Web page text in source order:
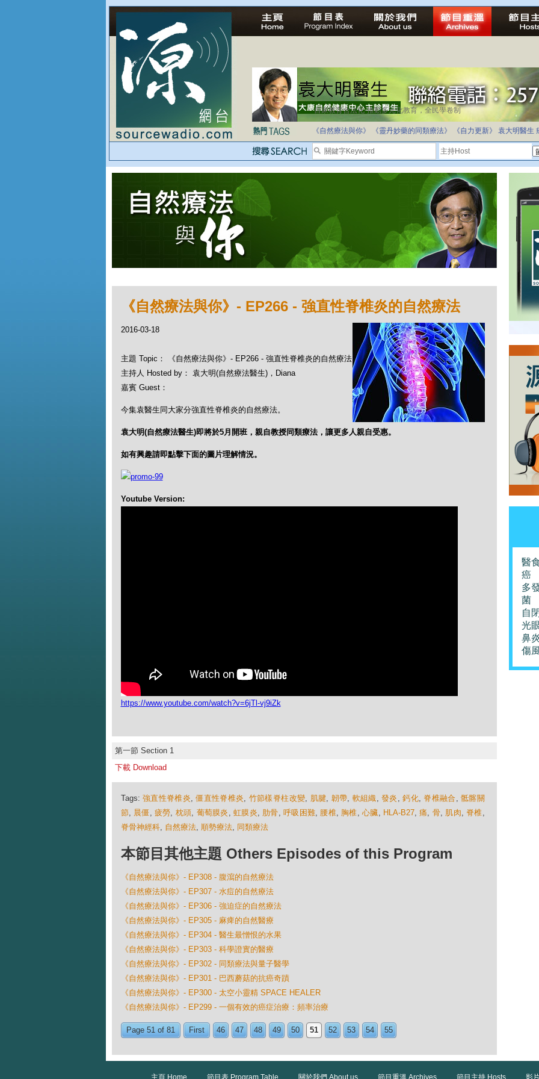
自家教育合法化-推動多元化教育，全民學卷制
《自然療法與你》 《靈丹妙藥的同類療法》 《自力更新》 袁大明醫生
《自然療法與你》- EP266 - 強直性脊椎炎的自然療法
2016-03-18
主題 Topic： 《自然療法與你》- EP266 - 強直性脊椎炎的自然療法
主持人 Hosted by： 袁大明(自然療法醫生)，Diana
嘉賓 Guest：
今集袁醫生同大家分強直性脊椎炎的自然療法。
袁大明(自然療法醫生)即將於5月開班，親自教授同類療法，讓更多人親自受惠。
如有興趣請即點擊下面的圖片理解情況。
Youtube Version:
https://www.youtube.com/watch?v=6jTl-vj9iZk
第一節 Section 1
下載 Download
Tags: 強直性脊椎炎,僵直性脊椎炎, 竹節樣脊柱改變, 肌腱, 韌帶, 軟組織,發炎 ,鈣化,脊椎融合, 骶髂關
節, 晨僵, 疲勞, 枕頭, 葡萄膜炎 , 虹膜炎, 肋骨, 呼吸困難, 腰椎, 胸椎,心臟, HLA-B27,痛, 骨, 肌肉,脊椎,
脊骨神經科, 自然療法, 順勢療法, 同類療法
本節目其他主題 Others Episodes of this Program
《自然療法與你》- EP308 - 腹瀉的自然療法
《自然療法與你》- EP307 - 水痘的自然療法
《自然療法與你》- EP306 - 強迫症的自然療法
《自然療法與你》- EP305 - 麻痺的自然醫療
《自然療法與你》- EP304 - 醫生最憎恨的水果
《自然療法與你》- EP303 - 科學證實的醫療
《自然療法與你》- EP302 - 同類療法與量子醫學
《自然療法與你》- EP301 - 巴西蘑菇的抗癌奇蹟
《自然療法與你》- EP300 - 太空小靈精 SPACE HEALER
《自然療法與你》- EP299 - 一個有效的癌症治療：頻率治療
Page 51 of 81 First 46 47 48 49 50 51 52 53 54 55
醫
癌
多
菌
自
光
鼻
傷
主頁 Home 節目表 Program Table 關於我們 About us 節目重溫 Archives 節目主持 Hosts 影